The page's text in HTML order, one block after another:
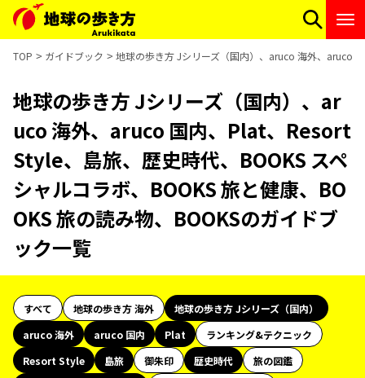
TOP ガイドブック 地球の歩き方 Jシリーズ（国内）、aruco 海外、aruco
地球の歩き方 Jシリーズ（国内）、ar
uco 海外、aruco 国内、Plat、Resort
Style、島旅、歴史時代、BOOKS スペ
シャルコラボ、BOOKS 旅と健康、BO
OKS 旅の読み物、BOOKSのガイドブ
ック一覧
すべて 地球の歩き方 海外
地球の歩き方 Jシリーズ（国内）
aruco 海外
aruco 国内 Plat
ランキング&テクニック
Resort Style
島旅 御朱印 歴史時代
旅の図鑑